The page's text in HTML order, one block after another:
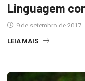
Linguagem
9 de setembro de 2017
LEIA MAIS